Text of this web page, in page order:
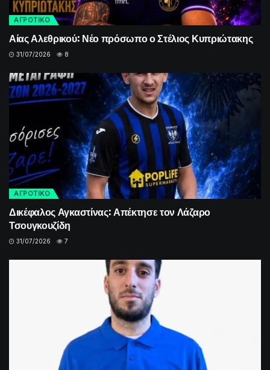
ΑΓΡΟΤΙΚΟ
Αίας Αλεθρικού: Νέο πρόσωπο ο Στέλιος Κυπριώτακης
31/07/2026 8
ΑΓΡΟΤΙΚΟ
Δικέφαλος Αγκαστίνας: Απέκτησε τον Λάζαρο
Τσουγκουζίδη
31/07/2026 7